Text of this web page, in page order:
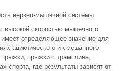
нервно-мышечной системы
высокой скоростью мышечного
определяющее значение для
ациклического и смешанного
прыжки, прыжки с трамплина,
спорта, где результаты зависят от